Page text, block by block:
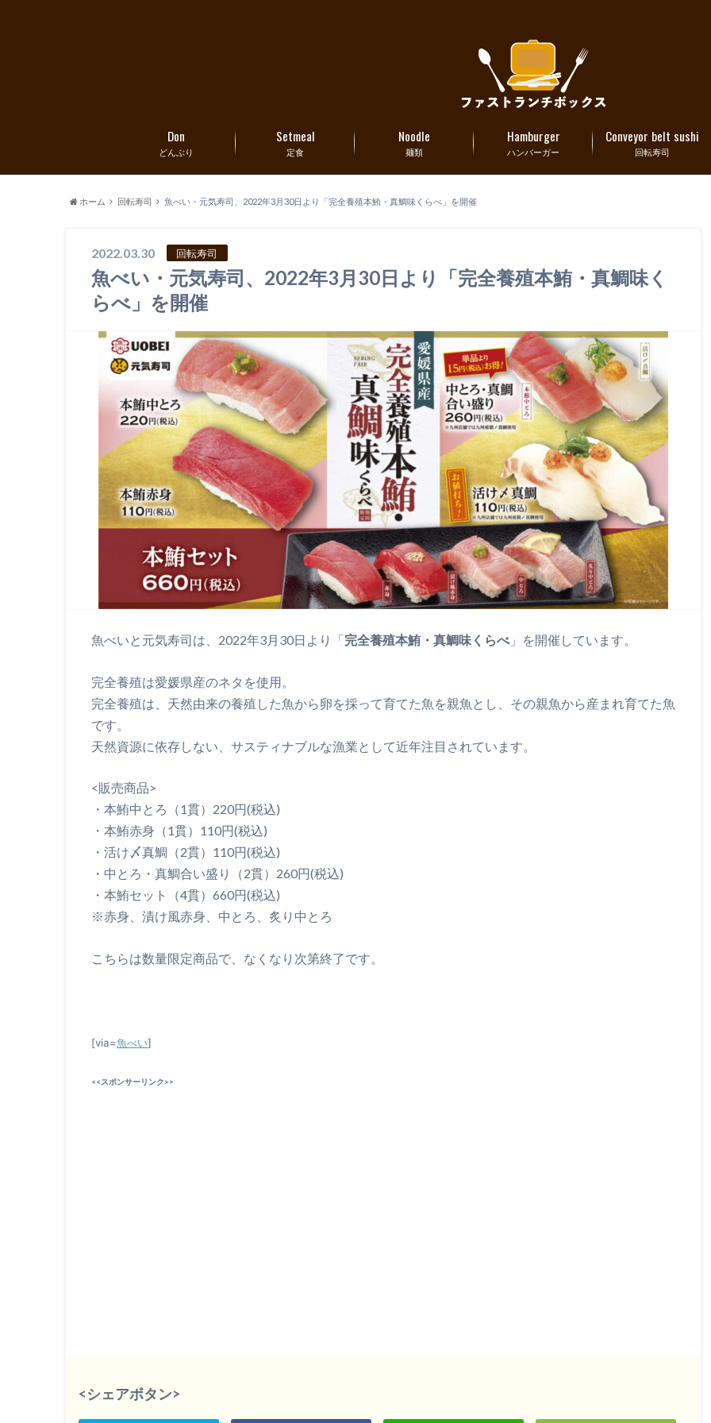
どんぶり
Don
定食
Setmeal
麺類
Noodle
ハンバーガー
Hamburger
回転寿司
Conveyor belt sushi
ホーム 回転寿司 魚べい・元気寿司、2022年3月30日より「完全養殖本鮪・真鯛味くらべ」を開催
2022.03.30 回転寿司
魚べい・元気寿司、2022年3月30日より「完全養殖本鮪・真鯛味く
らべ」を開催
魚べいと元気寿司は、2022年3月30日より「完全養殖本鮪・真鯛味くらべ」を開催しています。
完全養殖は愛媛県産のネタを使用。
完全養殖は、天然由来の養殖した魚から卵を採って育てた魚を親魚とし、その親魚から産まれ育てた魚
です。
天然資源に依存しない、サスティナブルな漁業として近年注目されています。
<販売商品>
・本鮪中とろ（1貫）220円(税込)
・本鮪赤身（1貫）110円(税込)
・活け〆真鯛（2貫）110円(税込)
・中とろ・真鯛合い盛り（2貫）260円(税込)
・本鮪セット（4貫）660円(税込)
※赤身、漬け風赤身、中とろ、炙り中とろ
こちらは数量限定商品で、なくなり次第終了です。
[via=魚べい]
<<スポンサーリンク>>
<シェアボタン>